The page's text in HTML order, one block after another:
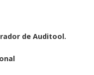
de Auditool.